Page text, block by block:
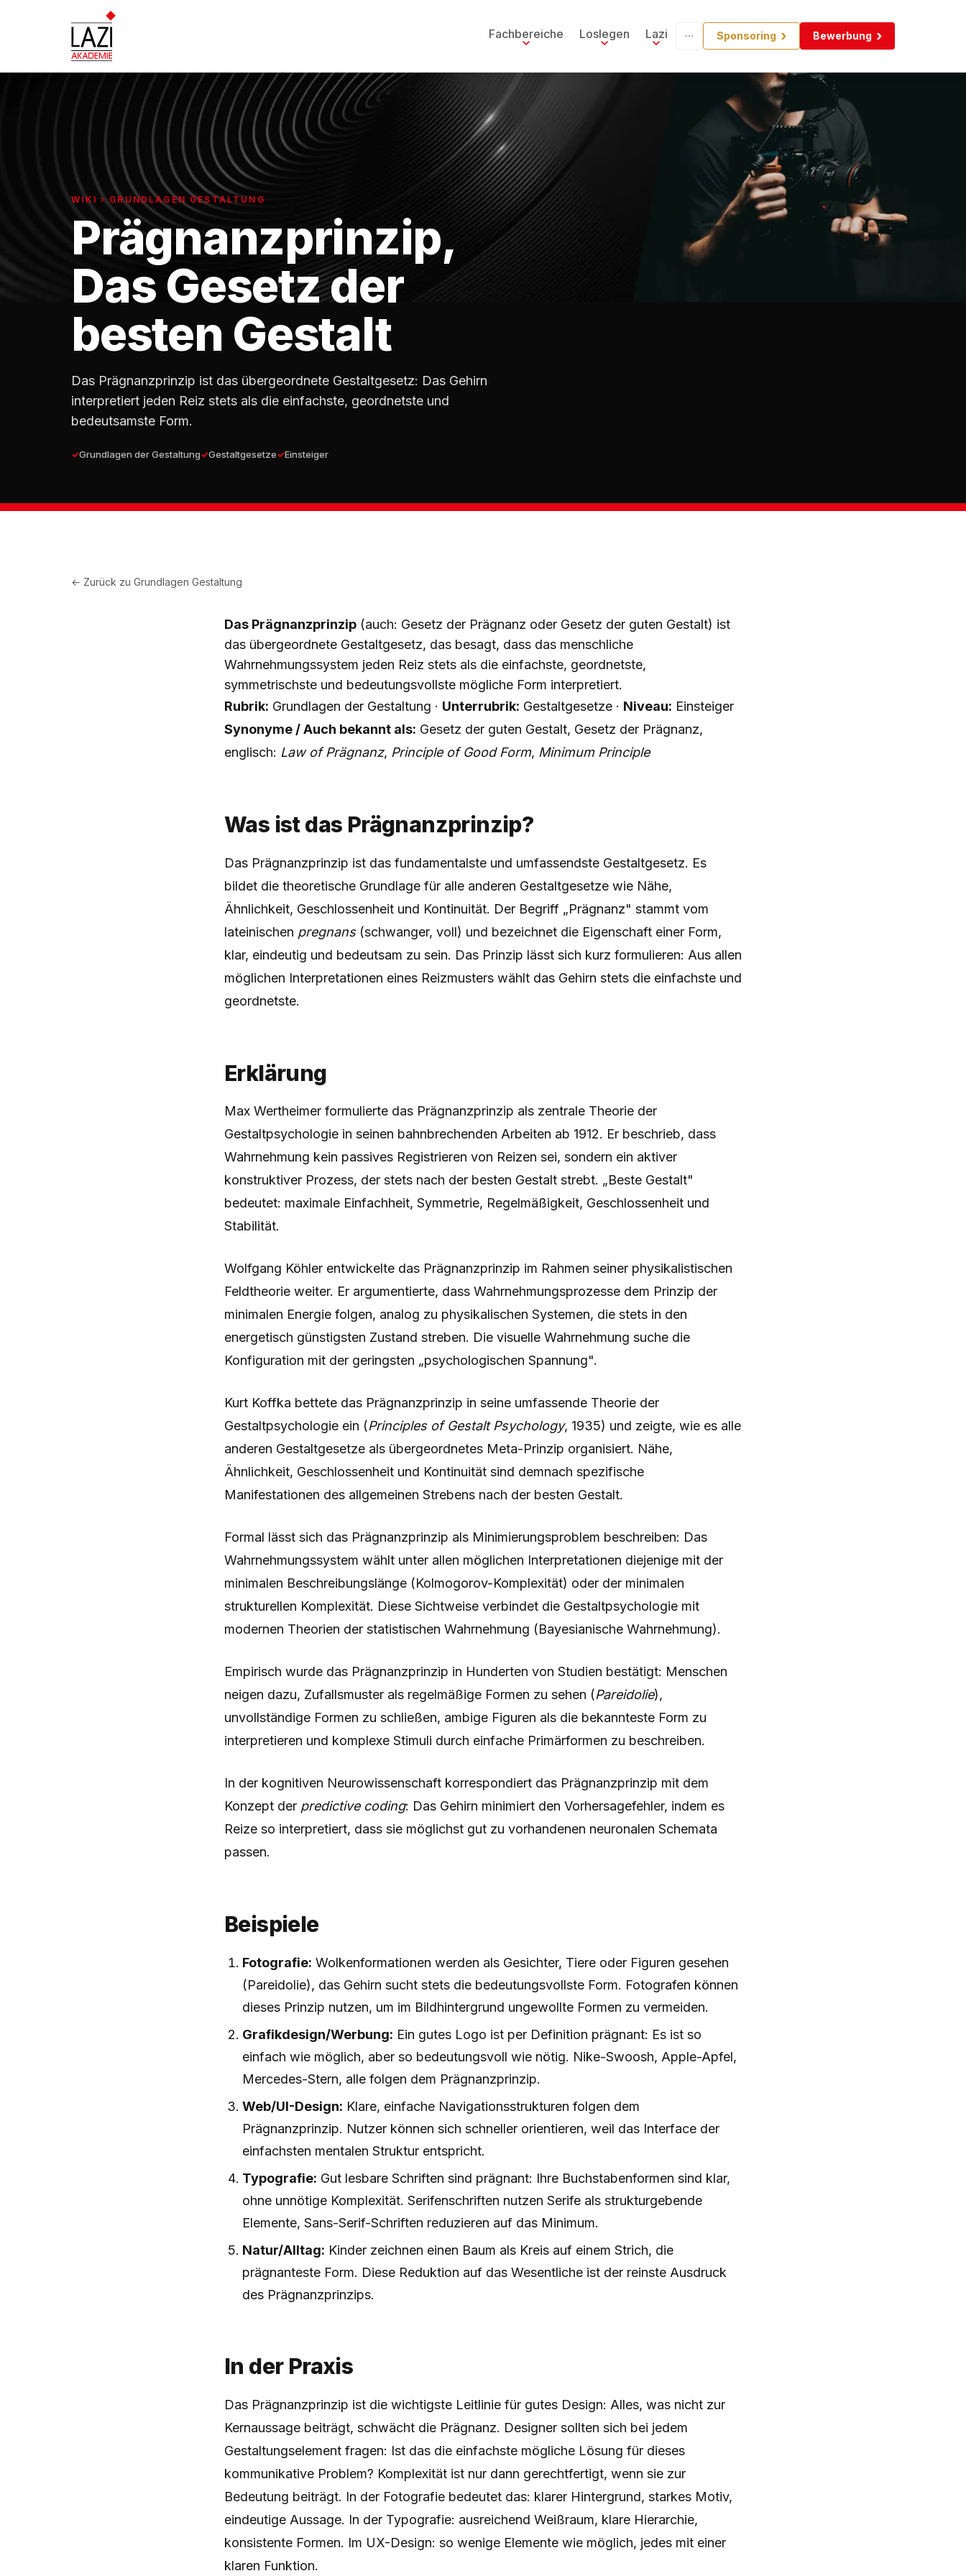
Fachbereiche Loslegen Lazi Sponsoring Bewerbung
WIKI › GRUNDLAGEN GESTALTUNG
Prägnanzprinzip,
Das Gesetz der
besten Gestalt
Das Prägnanzprinzip ist das übergeordnete Gestaltgesetz: Das Gehirn
interpretiert jeden Reiz stets als die einfachste, geordnetste und
bedeutsamste Form.
Grundlagen der Gestaltung Gestaltgesetze Einsteiger
← Zurück zuGrundlagen Gestaltung
Das Prägnanzprinzip (auch: Gesetz der Prägnanz oder Gesetz der guten Gestalt) ist
das übergeordnete Gestaltgesetz, das besagt, dass das menschliche
Wahrnehmungssystem jeden Reiz stets als die einfachste, geordnetste,
symmetrischste und bedeutungsvollste mögliche Form interpretiert.
Rubrik: Grundlagen der Gestaltung · Unterrubrik: Gestaltgesetze · Niveau: Einsteiger
Synonyme / Auch bekannt als: Gesetz der guten Gestalt, Gesetz der Prägnanz,
englisch: Law of Prägnanz, Principle of Good Form, Minimum Principle
Was ist das Prägnanzprinzip?
Das Prägnanzprinzip ist das fundamentalste und umfassendste Gestaltgesetz. Es
bildet die theoretische Grundlage für alle anderen Gestaltgesetze wie Nähe,
Ähnlichkeit, Geschlossenheit und Kontinuität. Der Begriff „Prägnanz" stammt vom
lateinischen pregnans(schwanger, voll) und bezeichnet die Eigenschaft einer Form,
klar, eindeutig und bedeutsam zu sein. Das Prinzip lässt sich kurz formulieren: Aus allen
möglichen Interpretationen eines Reizmusters wählt das Gehirn stets die einfachste und
geordnetste.
Erklärung
Max Wertheimer formulierte das Prägnanzprinzip als zentrale Theorie der
Gestaltpsychologie in seinen bahnbrechenden Arbeiten ab 1912. Er beschrieb, dass
Wahrnehmung kein passives Registrieren von Reizen sei, sondern ein aktiver
konstruktiver Prozess, der stets nach der besten Gestalt strebt. „Beste Gestalt"
bedeutet: maximale Einfachheit, Symmetrie, Regelmäßigkeit, Geschlossenheit und
Stabilität.
Wolfgang Köhler entwickelte das Prägnanzprinzip im Rahmen seiner physikalistischen
Feldtheorie weiter. Er argumentierte, dass Wahrnehmungsprozesse dem Prinzip der
minimalen Energie folgen, analog zu physikalischen Systemen, die stets in den
energetisch günstigsten Zustand streben. Die visuelle Wahrnehmung suche die
Konfiguration mit der geringsten „psychologischen Spannung".
Kurt Koffka bettete das Prägnanzprinzip in seine umfassende Theorie der
Gestaltpsychologie ein (Principles of Gestalt Psychology, 1935) und zeigte, wie es alle
anderen Gestaltgesetze als übergeordnetes Meta-Prinzip organisiert. Nähe,
Ähnlichkeit, Geschlossenheit und Kontinuität sind demnach spezifische
Manifestationen des allgemeinen Strebens nach der besten Gestalt.
Formal lässt sich das Prägnanzprinzip als Minimierungsproblem beschreiben: Das
Wahrnehmungssystem wählt unter allen möglichen Interpretationen diejenige mit der
minimalen Beschreibungslänge (Kolmogorov-Komplexität) oder der minimalen
strukturellen Komplexität. Diese Sichtweise verbindet die Gestaltpsychologie mit
modernen Theorien der statistischen Wahrnehmung (Bayesianische Wahrnehmung).
Empirisch wurde das Prägnanzprinzip in Hunderten von Studien bestätigt: Menschen
neigen dazu, Zufallsmuster als regelmäßige Formen zu sehen (Pareidolie),
unvollständige Formen zu schließen, ambige Figuren als die bekannteste Form zu
interpretieren und komplexe Stimuli durch einfache Primärformen zu beschreiben.
In der kognitiven Neurowissenschaft korrespondiert das Prägnanzprinzip mit dem
Konzept der predictive coding: Das Gehirn minimiert den Vorhersagefehler, indem es
Reize so interpretiert, dass sie möglichst gut zu vorhandenen neuronalen Schemata
passen.
Beispiele
Fotografie: Wolkenformationen werden als Gesichter, Tiere oder Figuren gesehen
(Pareidolie), das Gehirn sucht stets die bedeutungsvollste Form. Fotografen können
dieses Prinzip nutzen, um im Bildhintergrund ungewollte Formen zu vermeiden.
Grafikdesign/Werbung: Ein gutes Logo ist per Definition prägnant: Es ist so
einfach wie möglich, aber so bedeutungsvoll wie nötig. Nike-Swoosh, Apple-Apfel,
Mercedes-Stern, alle folgen dem Prägnanzprinzip.
Web/UI-Design: Klare, einfache Navigationsstrukturen folgen dem
Prägnanzprinzip. Nutzer können sich schneller orientieren, weil das Interface der
einfachsten mentalen Struktur entspricht.
Typografie: Gut lesbare Schriften sind prägnant: Ihre Buchstabenformen sind klar,
ohne unnötige Komplexität. Serifenschriften nutzen Serife als strukturgebende
Elemente, Sans-Serif-Schriften reduzieren auf das Minimum.
Natur/Alltag: Kinder zeichnen einen Baum als Kreis auf einem Strich, die
prägnanteste Form. Diese Reduktion auf das Wesentliche ist der reinste Ausdruck
des Prägnanzprinzips.
In der Praxis
Das Prägnanzprinzip ist die wichtigste Leitlinie für gutes Design: Alles, was nicht zur
Kernaussage beiträgt, schwächt die Prägnanz. Designer sollten sich bei jedem
Gestaltungselement fragen: Ist das die einfachste mögliche Lösung für dieses
kommunikative Problem? Komplexität ist nur dann gerechtfertigt, wenn sie zur
Bedeutung beiträgt. In der Fotografie bedeutet das: klarer Hintergrund, starkes Motiv,
eindeutige Aussage. In der Typografie: ausreichend Weißraum, klare Hierarchie,
konsistente Formen. Im UX-Design: so wenige Elemente wie möglich, jedes mit einer
klaren Funktion.